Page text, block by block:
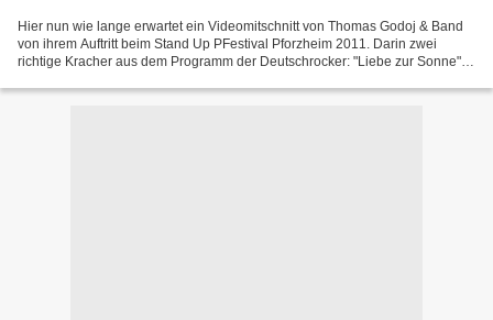
Hier nun wie lange erwartet ein Videomitschnitt von Thomas Godoj & Band
von ihrem Auftritt beim Stand Up PFestival Pforzheim 2011. Darin zwei
richtige Kracher aus dem Programm der Deutschrocker: "Liebe zur Sonne",